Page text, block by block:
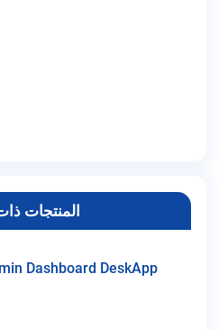
المنتجات
Dashboard DeskApp